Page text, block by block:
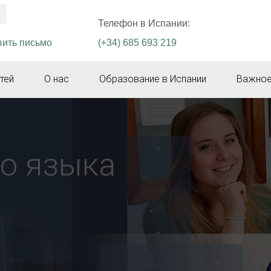
письмо
Телефон в Испании:
(+34) 685 693 219
О нас Образование в Испании
языка